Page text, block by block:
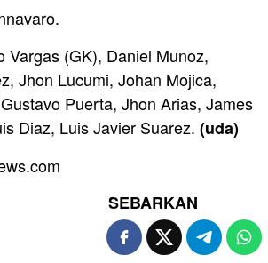
Vargas (GK), Daniel Munoz,
Jhon Lucumi, Johan Mojica,
Puerta, Jhon Arias, James
Diaz, Luis Javier Suarez. (uda)
SEBARKAN